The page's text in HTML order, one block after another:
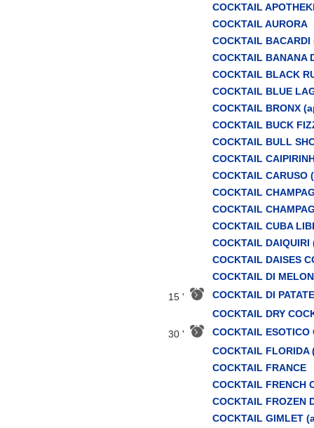
COCKTAIL
COCKTAIL AURORA
COCKTAIL
COCKTAIL BANANA
COCKTAIL BLACK
COCKTAIL BLUE
COCKTAIL BRONX
COCKTAIL BUCK
COCKTAIL BULL
COCKTAIL
COCKTAIL
COCKTAIL
COCKTAIL
COCKTAIL CUBA
COCKTAIL
COCKTAIL DAISES
COCKTAIL DI
15 '
COCKTAIL DI
COCKTAIL DRY
30 '
COCKTAIL ESOTICO
COCKTAIL
COCKTAIL FRANCE
COCKTAIL FRENCH
COCKTAIL FROZEN
COCKTAIL GIMLET